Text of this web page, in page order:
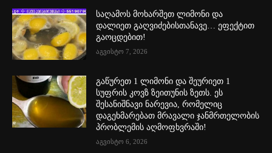
საღამოს მოხარშეთ ლიმონი და
დალიეთ გაღვიძებისთანავე… ეფექტით
გაოცდებით!
აგვისტო 7, 2026
გაწურეთ 1 ლიმონი და შეურიეთ 1
სუფრის კოვზ ზეითუნის ზეთს. ეს
შესანიშნავი ნარევია, რომელიც
დაგეხმარებათ მრავალი ჯანმრთელობის
პრობლემის აღმოფხვრაში!
აგვისტო 6, 2026